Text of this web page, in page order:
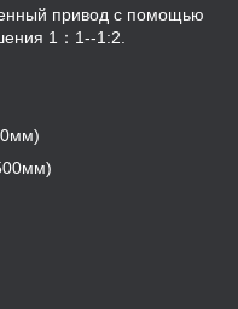
привод с помощью
1：1--1:2.